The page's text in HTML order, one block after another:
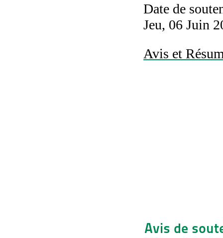
Date de
Jeu, 06 Juin
Avis et
Avis de